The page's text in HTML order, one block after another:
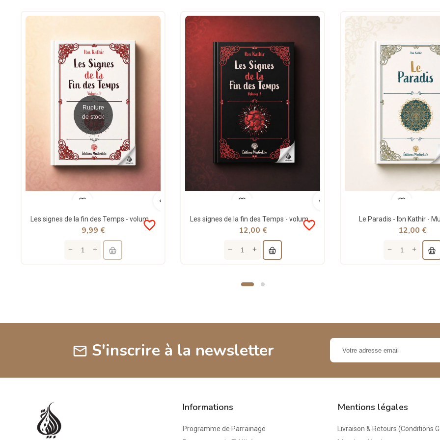
Rupture
de stock
Les signes de la fin des Temps - volume 1 - Ibn Kathir - MuslimLife
favorite_border
9,99 €
Les signes de la fin des Temps - volume 2 - Ibn Kathir - MuslimLife
favorite_border
12,00 €
Le Paradis - Ibn Kathir -
12,00 €
mail S'inscrire à la newsletter
Informations
Programme de Parrainage
Mentions légales
Livraison & Retours (Conditions